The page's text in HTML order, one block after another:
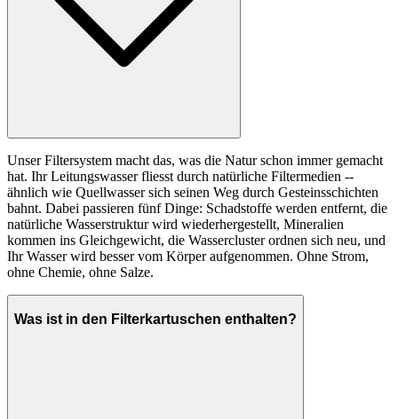
Unser Filtersystem macht das, was die Natur schon immer gemacht
hat. Ihr Leitungswasser fliesst durch natürliche Filtermedien --
ähnlich wie Quellwasser sich seinen Weg durch Gesteinsschichten
bahnt. Dabei passieren fünf Dinge: Schadstoffe werden entfernt, die
natürliche Wasserstruktur wird wiederhergestellt, Mineralien
kommen ins Gleichgewicht, die Wassercluster ordnen sich neu, und
Ihr Wasser wird besser vom Körper aufgenommen. Ohne Strom,
ohne Chemie, ohne Salze.
Was ist in den Filterkartuschen enthalten?